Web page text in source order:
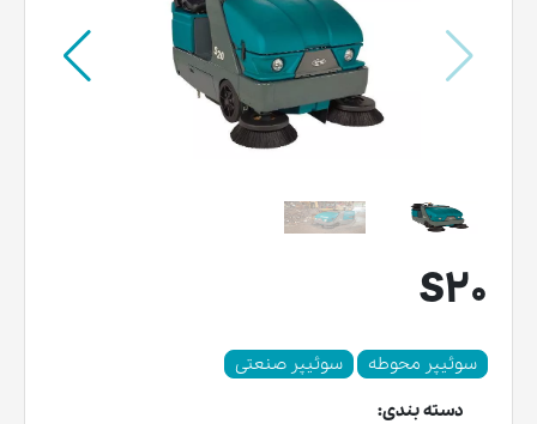
S20
سوئیپر محوطه
سوئیپر صنعتی
دسته بندی: